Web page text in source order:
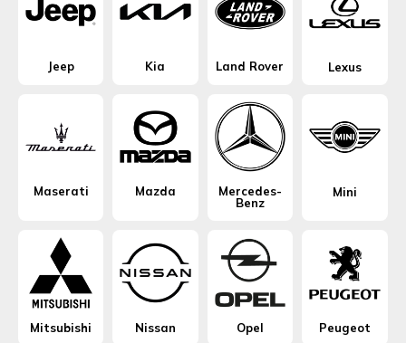
Jeep Kia Land Rover Lexus
Maserati Mazda
Mercedes-
Benz
Mini
Mitsubishi Nissan Opel Peugeot